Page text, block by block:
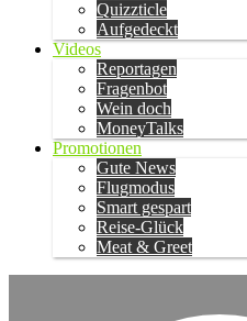
Quizzticle
Aufgedeckt
Videos
Reportagen
Fragenbot
Wein doch
MoneyTalks
Promotionen
Gute News
Flugmodus
Smart gespart
Reise-Glück
Meat & Greet